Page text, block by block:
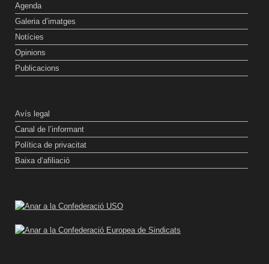
Agenda
Galeria d’imatges
Notícies
Opinions
Publicacions
Avís legal
Canal de l’informant
Política de privacitat
Baixa d’afiliació